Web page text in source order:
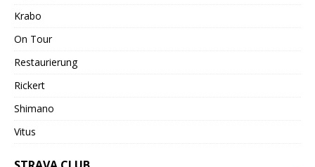
Krabo
On Tour
Restaurierung
Rickert
Shimano
Vitus